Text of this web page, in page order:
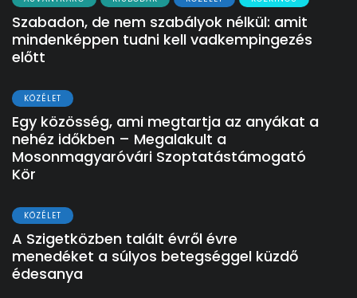
Szabadon, de nem szabályok nélkül: amit
mindenképpen tudni kell vadkempingezés
előtt
KÖZÉLET
Egy közösség, ami megtartja az anyákat a
nehéz időkben – Megalakult a
Mosonmagyaróvári Szoptatástámogató
Kör
KÖZÉLET
A Szigetközben talált évről évre
menedéket a súlyos betegséggel küzdő
édesanya